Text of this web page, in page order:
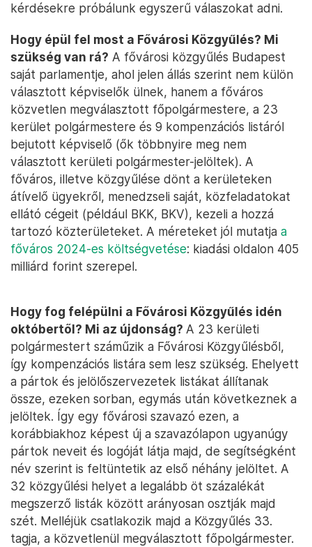
kérdésekre próbálunk egyszerű válaszokat adni.
Hogy épül fel most a Fővárosi Közgyűlés? Mi
szükség van rá? A fővárosi közgyűlés Budapest
saját parlamentje, ahol jelen állás szerint nem külön
választott képviselők ülnek, hanem a főváros
közvetlen megválasztott főpolgármestere, a 23
kerület polgármestere és 9 kompenzációs listáról
bejutott képviselő (ők többnyire meg nem
választott kerületi polgármester-jelöltek). A
főváros, illetve közgyűlése dönt a kerületeken
átívelő ügyekről, menedzseli saját, közfeladatokat
ellátó cégeit (például BKK, BKV), kezeli a hozzá
tartozó közterületeket. A méreteket jól mutatja a
főváros 2024-es költségvetése: kiadási oldalon 405
milliárd forint szerepel.
Hogy fog felépülni a Fővárosi Közgyűlés idén
októbertől? Mi az újdonság? A 23 kerületi
polgármestert száműzik a Fővárosi Közgyűlésből,
így kompenzációs listára sem lesz szükség. Ehelyett
a pártok és jelölőszervezetek listákat állítanak
össze, ezeken sorban, egymás után következnek a
jelöltek. Így egy fővárosi szavazó ezen, a
korábbiakhoz képest új a szavazólapon ugyanúgy
pártok neveit és logóját látja majd, de segítségként
név szerint is feltüntetik az első néhány jelöltet. A
32 közgyűlési helyet a legalább öt százalékát
megszerző listák között arányosan osztják majd
szét. Melléjük csatlakozik majd a Közgyűlés 33.
tagja, a közvetlenül megválasztott főpolgármester.